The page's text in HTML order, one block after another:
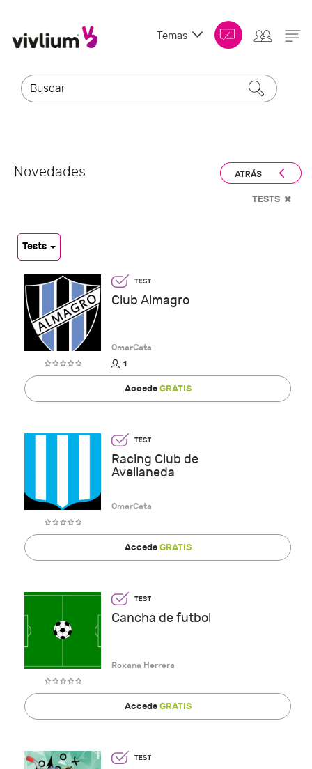
Temas
Novedades
TESTS
Tests
Club Almagro
OmarCata
1
AccedeGRATIS
Racing Club de
Avellaneda
OmarCata
AccedeGRATIS
Cancha de futbol
Roxana Herrera
AccedeGRATIS